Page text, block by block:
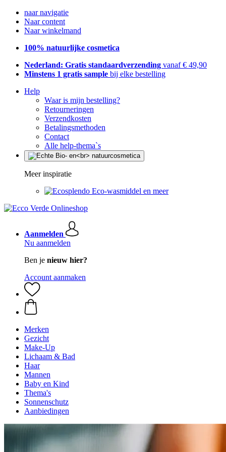
naar navigatie
Naar content
Naar winkelmand
100% natuurlijke cosmetica
Nederland: Gratis standaardverzending vanaf € 49,90
Minstens 1 gratis sample bij elke bestelling
Help
Waar is mijn bestelling?
Retourneringen
Verzendkosten
Betalingsmethoden
Contact
Alle help-thema`s
Meer inspiratie
Eco-wasmiddel en meer
Aanmelden
Nu aanmelden
Ben je nieuw hier?
Account aanmaken
Merken
Gezicht
Make-Up
Lichaam & Bad
Haar
Mannen
Baby en Kind
Thema's
Sonnenschutz
Aanbiedingen